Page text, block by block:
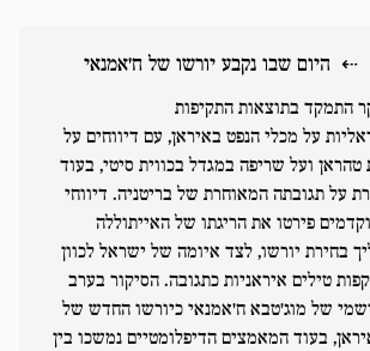
⇠ היום שבו נקבע יורשו של ח'אמנאי
התמקד בתוצאות התקיפות
על מכלי הנפט באיראן, עם דיווחים על
ועל שריפה במגדל בכווית סיטי, בעוד
על תגובתה המאוחרת של בריטניה. דיווחי
פירטו את הריגתו של האייתוללה
בחירת יורשו, לצד איומה של ישראל לכוון
טילים איראניות כתגובה. הסיקור בערב
של מוג'טבא ח'אמנאי כיורשו החדש של
בעוד המאמצים הדיפלומטיים נמשכו בין